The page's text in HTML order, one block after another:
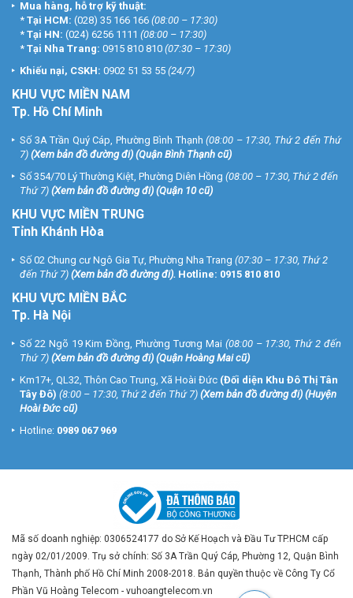
Mua hàng, hỗ trợ kỹ thuật:
* Tại HCM: (028) 35 166 166 (08:00 – 17:30)
* Tại HN: (024) 6256 1111 (08:00 – 17:30)
* Tại Nha Trang: 0915 810 810 (07:30 – 17:30)
Khiếu nại, CSKH: 0902 51 53 55 (24/7)
KHU VỰC MIỀN NAM
Tp. Hồ Chí Minh
Số 3A Trần Quý Cáp, Phường Bình Thạnh (08:00 – 17:30, Thứ 2 đến Thứ
7) (Xem bản đồ đường đi) (Quận Bình Thạnh cũ)
Số 354/70 Lý Thường Kiệt, Phường Diên Hồng (08:00 – 17:30, Thứ 2 đến
Thứ 7) (Xem bản đồ đường đi) (Quận 10 cũ)
KHU VỰC MIỀN TRUNG
Tỉnh Khánh Hòa
Số 02 Chung cư Ngô Gia Tự, Phường Nha Trang (07:30 – 17:30, Thứ 2
đến Thứ 7) (Xem bản đồ đường đi). Hotline: 0915 810 810
KHU VỰC MIỀN BẮC
Tp. Hà Nội
Số 22 Ngõ 19 Kim Đồng, Phường Tương Mai (08:00 – 17:30, Thứ 2 đến
Thứ 7) (Xem bản đồ đường đi) (Quận Hoàng Mai cũ)
Km17+, QL32, Thôn Cao Trung, Xã Hoài Đức (Đối diện Khu Đô Thị Tân
Tây Đô) (8:00 – 17:30, Thứ 2 đến Thứ 7) (Xem bản đồ đường đi) (Huyện
Hoài Đức cũ)
Hotline: 0989 067 969
Mã số doanh nghiệp: 0306524177 do Sở Kế Hoạch và Đầu Tư TP.HCM cấp
ngày 02/01/2009. Trụ sở chính: Số 3A Trần Quý Cáp, Phường 12, Quận Bình
Thạnh, Thành phố Hồ Chí Minh 2008-2018. Bản quyền thuộc về Công Ty Cổ
Phần Vũ Hoàng Telecom - vuhoangtelecom.vn